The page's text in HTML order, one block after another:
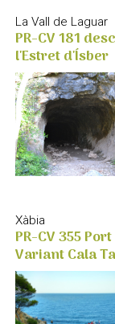
La Vall de Laguar
PR-CV 181
l'Estret d'Ísber
Xàbia
PR-CV 355
Variant Cala